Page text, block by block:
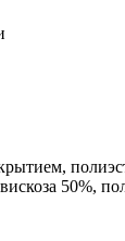
50%,